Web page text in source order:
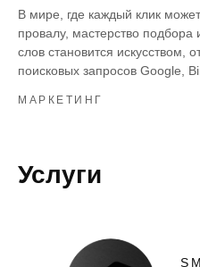
В мире, где каждый клик
провалу, мастерство
слов становится искусством,
поисковых запросов Google,
МАРКЕТИНГ
Услуги